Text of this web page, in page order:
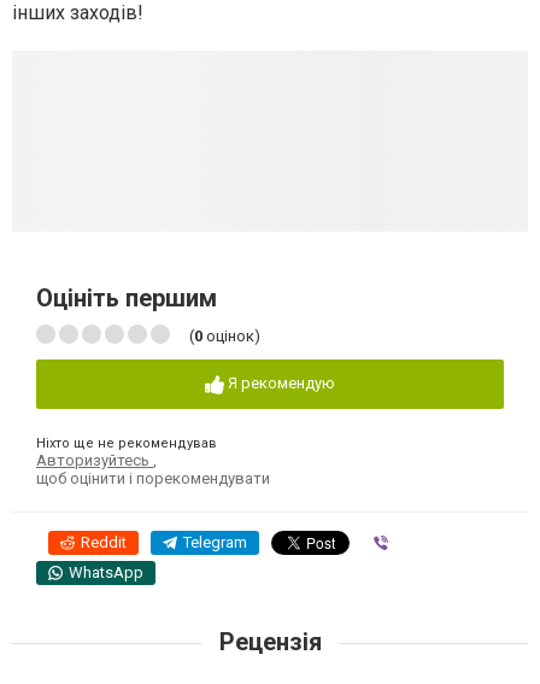
інших заходів!
Оцініть першим
(0 оцінок)
Я рекомендую
Ніхто ще не рекомендував
Авторизуйтесь
щоб оцінити і порекомендувати
Reddit Telegram
WhatsApp
Рецензія